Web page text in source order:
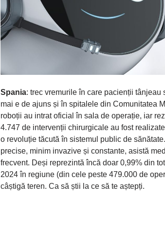
Spania: trec vremurile în care pacienții tânjeau
mai e de ajuns și în spitalele din Comunitatea
roboții au intrat oficial în sala de operație, iar
4.747 de intervenții chirurgicale au fost
o revoluție tăcută în sistemul public de
precise, minim invazive și constante, asistă
frecvent. Deși reprezintă încă doar 0,99% din
2024 în regiune (din cele peste 479.000 de
câștigă teren. Ca să știi la ce să te aștepți.